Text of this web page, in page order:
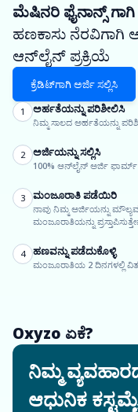
ಮೆಷಿನರಿ ಫೈನಾನ್ಸ್
ಹಣಕಾಸು ನೆರವಿಗಾಗಿ
ಆನ್‌ಲೈನ್ ಪ್ರಕ್ರಿಯೆ
ಕ್ರೆಡಿಟ್‌ಗಾಗಿ ಅರ್ಜಿ ಸಲ್ಲಿಸಿ
1 ಅರ್ಹತೆಯನ್ನು ಪರಿಶೀಲಿಸಿ
ನಿಮ್ಮ ಸಾಲದ ಅರ್ಹತೆಯನ್ನು
2 ಅರ್ಜಿಯನ್ನು ಸಲ್ಲಿಸಿ
100% ಆನ್‌ಲೈನ್ ಅರ್ಜಿ ಫಾರ್ಮ್
3 ಮಂಜೂರಾತಿ ಪಡೆಯಿರಿ
ನಾವು ನಿಮ್ಮ ಅರ್ಜಿಯನ್ನು
ಮಂಜೂರಾತಿಯನ್ನು
4 ಹಣವನ್ನು ಪಡೆದುಕೊಳ್ಳಿ
ಮಂಜೂರಾತಿಯ 2 ದಿನಗಳಲ್ಲಿ
Oxyzo ಏಕೆ?
ನಿಮ್ಮ
ಆಧುನಿಕ